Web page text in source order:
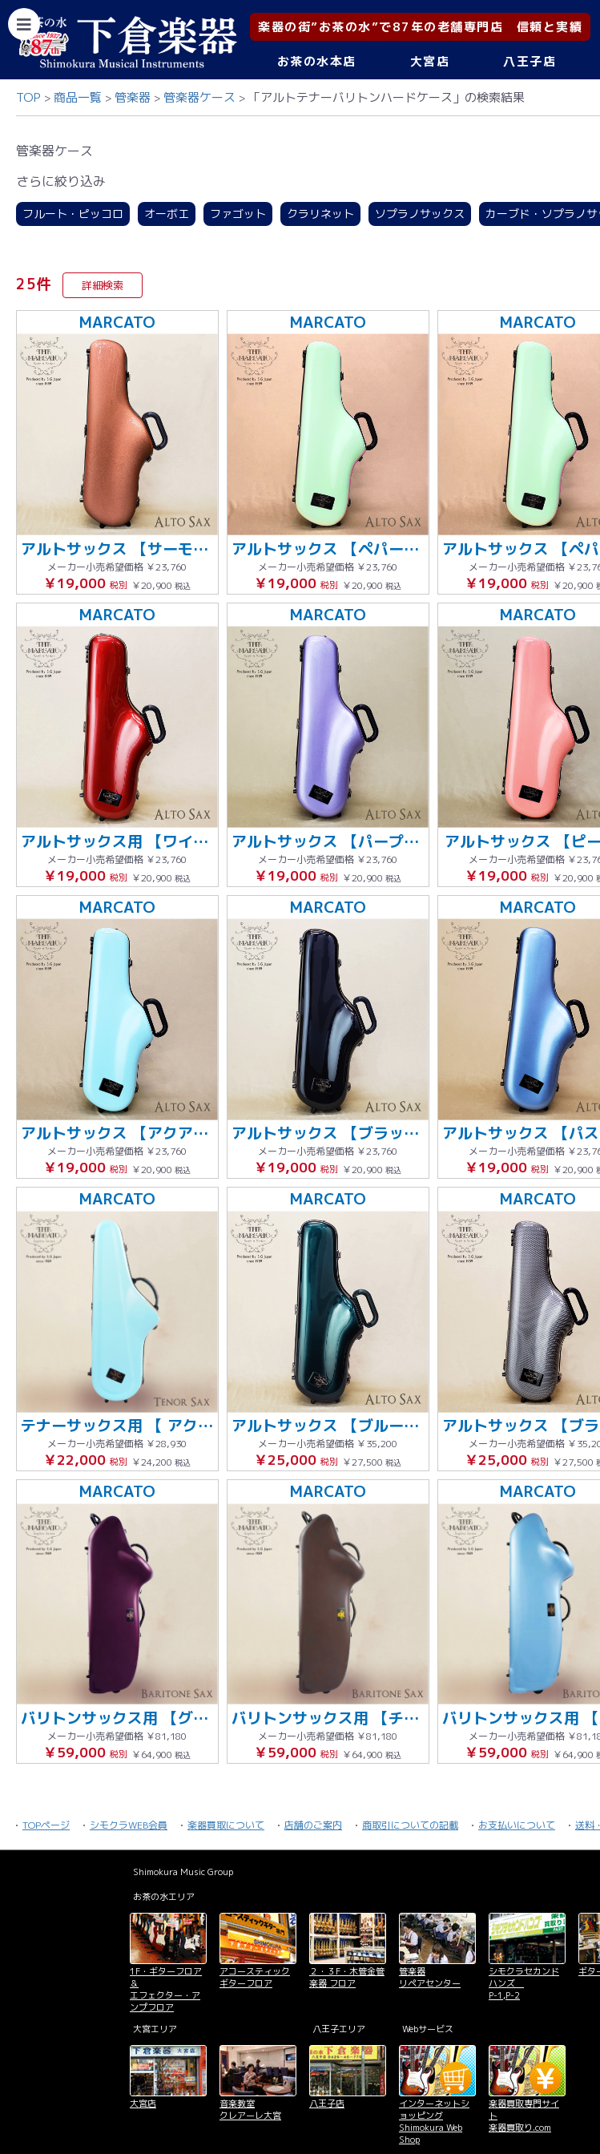
楽器の街”お茶の水”で87年の老舗専門店 信頼と実績
お茶の水本店 大宮店 八王子店
TOP 商品一覧 管楽器 管楽器ケース 「アルトテナーバリトンハードケース」の検索結果
管楽器ケース
さらに絞り込み
フルート・ピッコロ オーボエ ファゴット クラリネット ソプラノサックス カーブド・ソプラノ
テナー・テナーバストロンボーン
25件 詳細検索
MARCATO
アルトサックス 【サーモンピンク】
メーカー小売希望価格 ￥23,760
￥19,000税別 ￥20,900税込
MARCATO
アルトサックス 【ペパーミント】 グレーステッチ
メーカー小売希望価格 ￥23,760
￥19,000税別 ￥20,900税込
MARCATO
メーカー小売希望価格￥
￥19,000 税別 ￥20,900
MARCATO
アルトサックス用 【ワインレッド】
メーカー小売希望価格 ￥23,760
￥19,000税別 ￥20,900税込
MARCATO
アルトサックス 【パープル】グレーステッチ
メーカー小売希望価格 ￥23,760
￥19,000税別 ￥20,900税込
MARCATO
アルトサックス 【ピー
メーカー小売希望価格￥
￥19,000 税別 ￥20,900
MARCATO
アルトサックス 【アクアブルー】
メーカー小売希望価格 ￥23,760
￥19,000税別 ￥20,900税込
MARCATO
アルトサックス 【ブラック】グレーステッチ
メーカー小売希望価格 ￥23,760
￥19,000税別 ￥20,900税込
MARCATO
メーカー小売希望価格￥
￥19,000 税別 ￥20,900
MARCATO
テナーサックス用 【 アクアブルー】グレーステッチ
メーカー小売希望価格 ￥28,930
￥22,000税別 ￥24,200税込
MARCATO
アルトサックス 【ブルーカーボン柄】
メーカー小売希望価格 ￥35,200
￥25,000税別 ￥27,500税込
MARCATO
メーカー小売希望価格￥
￥25,000 税別 ￥27,500
MARCATO
バリトンサックス用 【グレープ】
メーカー小売希望価格 ￥81,180
￥59,000税別 ￥64,900税込
MARCATO
バリトンサックス用 【チャコールグレー】
メーカー小売希望価格 ￥81,180
￥59,000税別 ￥64,900税込
MARCATO
メーカー小売希望価格￥
￥59,000 税別 ￥64,900
TOPページ シモクラWEB会員 楽器買取について 店舗のご案内 商取引についての記載 お支払いについて 送料
Shimokura Music Group
お茶の水エリア
1F・ギターフロア
＆
エフェクター・ア
ンプフロア
アコースティック
ギターフロア
２・３F・木管金管
楽器 フロア
管楽器
リペアセンター
シモクラセカンド
ハンズ
P-1,P-2
ギタ
大宮エリア
大宮店
音楽教室
クレアーレ大宮
八王子エリア
八王子店
Webサービス
インターネットシ
ョッピング
Shimokura Web
Shop
楽器買取専門サイ
ト
楽器買取り.com